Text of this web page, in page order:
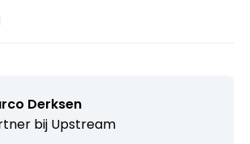
Derksen
bij Upstream